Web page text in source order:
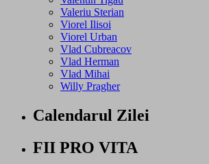
Valeriu Sterian
Viorel Ilisoi
Viorel Urban
Vlad Cubreacov
Vlad Herman
Vlad Mihai
Willy Pragher
Calendarul Zilei
FII PRO VITA